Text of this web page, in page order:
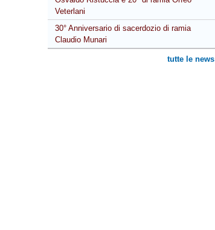
Veterlani
30° Anniversario di sacerdozio di ramia
Claudio Munari
tutte le news